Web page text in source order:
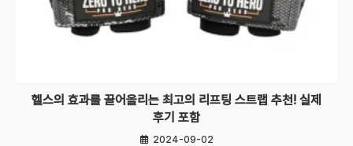
헬스의 효과를 끌어올리는 최고의 리프팅 스트랩 추천! 실제
후기 포함
2024-09-02